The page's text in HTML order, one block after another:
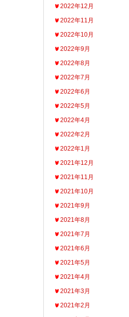
2022年12月
2022年11月
2022年10月
2022年9月
2022年8月
2022年7月
2022年6月
2022年5月
2022年4月
2022年2月
2022年1月
2021年12月
2021年11月
2021年10月
2021年9月
2021年8月
2021年7月
2021年6月
2021年5月
2021年4月
2021年3月
2021年2月